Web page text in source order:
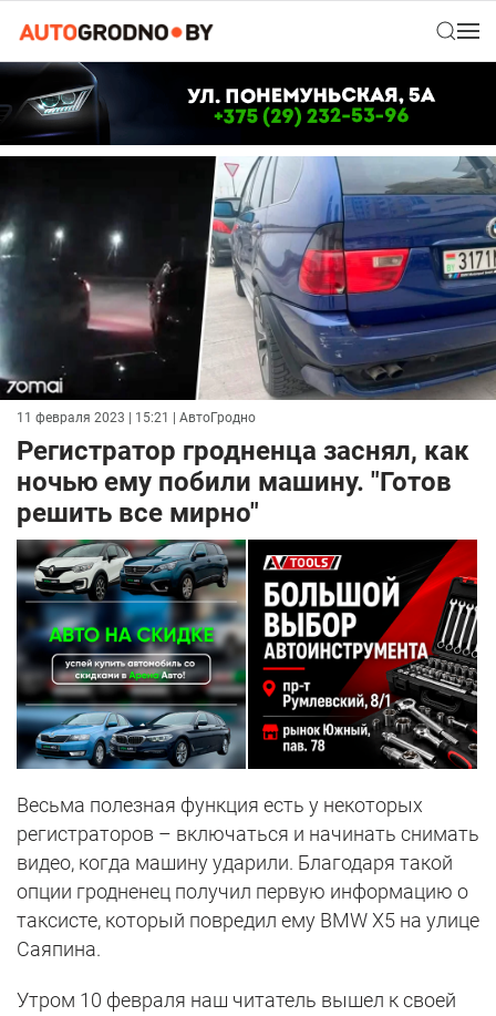
11 февраля 2023 | 15:21 | АвтоГродно
Регистратор гродненца заснял, как
ночью ему побили машину. "Готов
решить все мирно"
Весьма полезная функция есть у некоторых
регистраторов – включаться и начинать снимать
видео, когда машину ударили. Благодаря такой
опции гродненец получил первую информацию о
таксисте, который повредил ему BMW X5 на улице
Саяпина.
Утром 10 февраля наш читатель вышел к своей